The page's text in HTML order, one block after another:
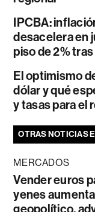
IPCBA:
desacelera en
piso de 2%
El optimismo
dólar y qué
y tasas para el
OTRAS NOTICIAS
MERCADOS
Vender euros
yenes
geopolítico,